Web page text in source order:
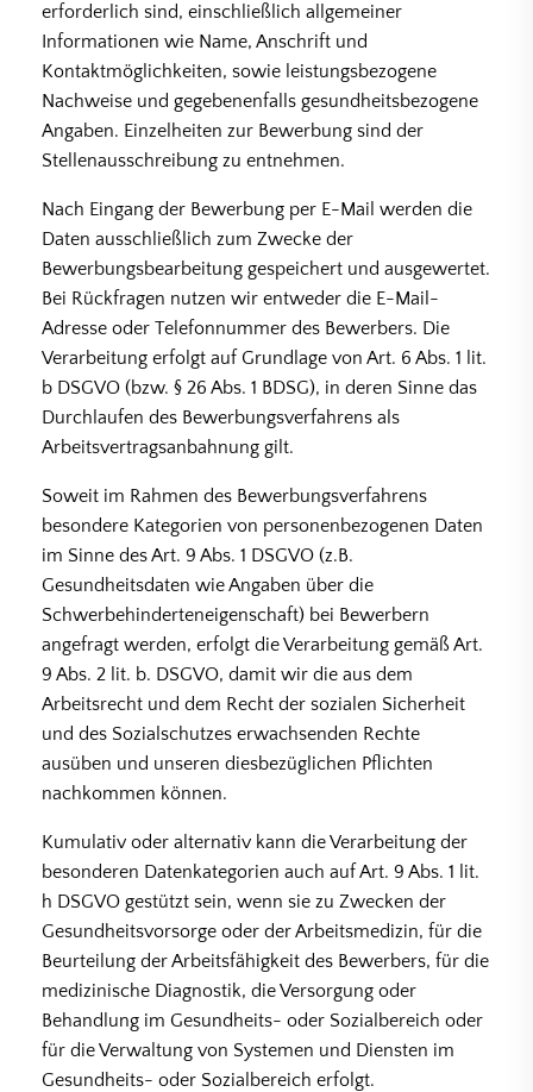
erforderlich sind, einschließlich allgemeiner
Informationen wie Name, Anschrift und
Kontaktmöglichkeiten, sowie leistungsbezogene
Nachweise und gegebenenfalls gesundheitsbezogene
Angaben. Einzelheiten zur Bewerbung sind der
Stellenausschreibung zu entnehmen.
Nach Eingang der Bewerbung per E-Mail werden die
Daten ausschließlich zum Zwecke der
Bewerbungsbearbeitung gespeichert und ausgewertet.
Bei Rückfragen nutzen wir entweder die E-Mail-
Adresse oder Telefonnummer des Bewerbers. Die
Verarbeitung erfolgt auf Grundlage von Art. 6 Abs. 1 lit.
b DSGVO (bzw. § 26 Abs. 1 BDSG), in deren Sinne das
Durchlaufen des Bewerbungsverfahrens als
Arbeitsvertragsanbahnung gilt.
Soweit im Rahmen des Bewerbungsverfahrens
besondere Kategorien von personenbezogenen Daten
im Sinne des Art. 9 Abs. 1 DSGVO (z.B.
Gesundheitsdaten wie Angaben über die
Schwerbehinderteneigenschaft) bei Bewerbern
angefragt werden, erfolgt die Verarbeitung gemäß Art.
9 Abs. 2 lit. b. DSGVO, damit wir die aus dem
Arbeitsrecht und dem Recht der sozialen Sicherheit
und des Sozialschutzes erwachsenden Rechte
ausüben und unseren diesbezüglichen Pflichten
nachkommen können.
Kumulativ oder alternativ kann die Verarbeitung der
besonderen Datenkategorien auch auf Art. 9 Abs. 1 lit.
h DSGVO gestützt sein, wenn sie zu Zwecken der
Gesundheitsvorsorge oder der Arbeitsmedizin, für die
Beurteilung der Arbeitsfähigkeit des Bewerbers, für die
medizinische Diagnostik, die Versorgung oder
Behandlung im Gesundheits- oder Sozialbereich oder
für die Verwaltung von Systemen und Diensten im
Gesundheits- oder Sozialbereich erfolgt.